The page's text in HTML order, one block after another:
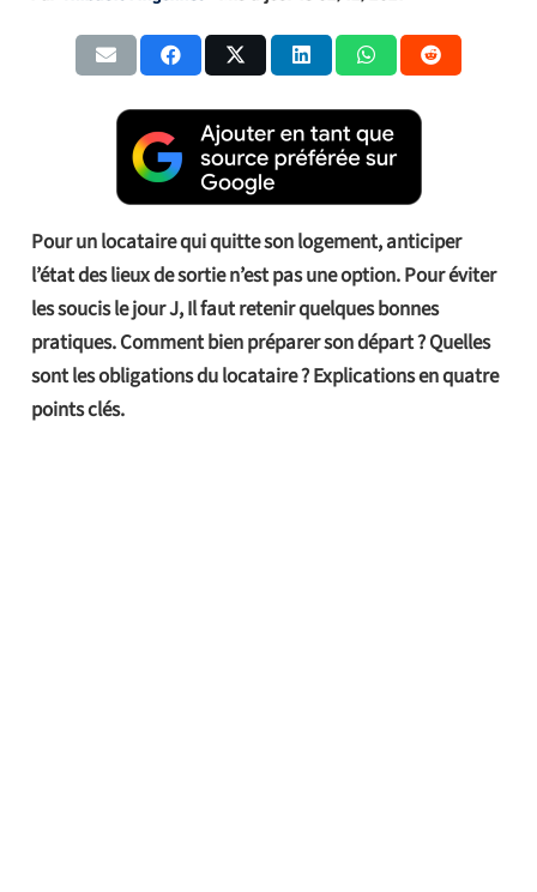
Pour un locataire qui quitte son logement, anticiper
l’état des lieux de sortie n’est pas une option. Pour éviter
les soucis le jour J, Il faut retenir quelques bonnes
pratiques. Comment bien préparer son départ ? Quelles
sont les obligations du locataire ? Explications en quatre
points clés.